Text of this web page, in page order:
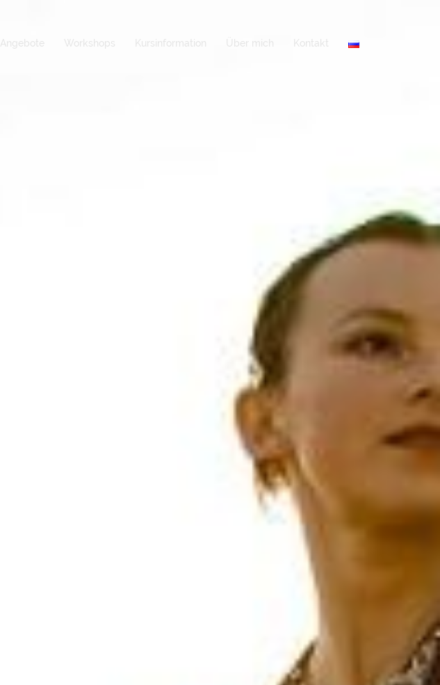
Angebote Workshops Kursinformation Über mich Kontakt